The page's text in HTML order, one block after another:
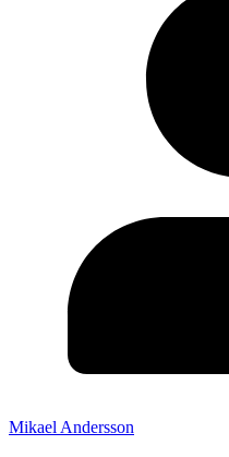
Mikael Andersson